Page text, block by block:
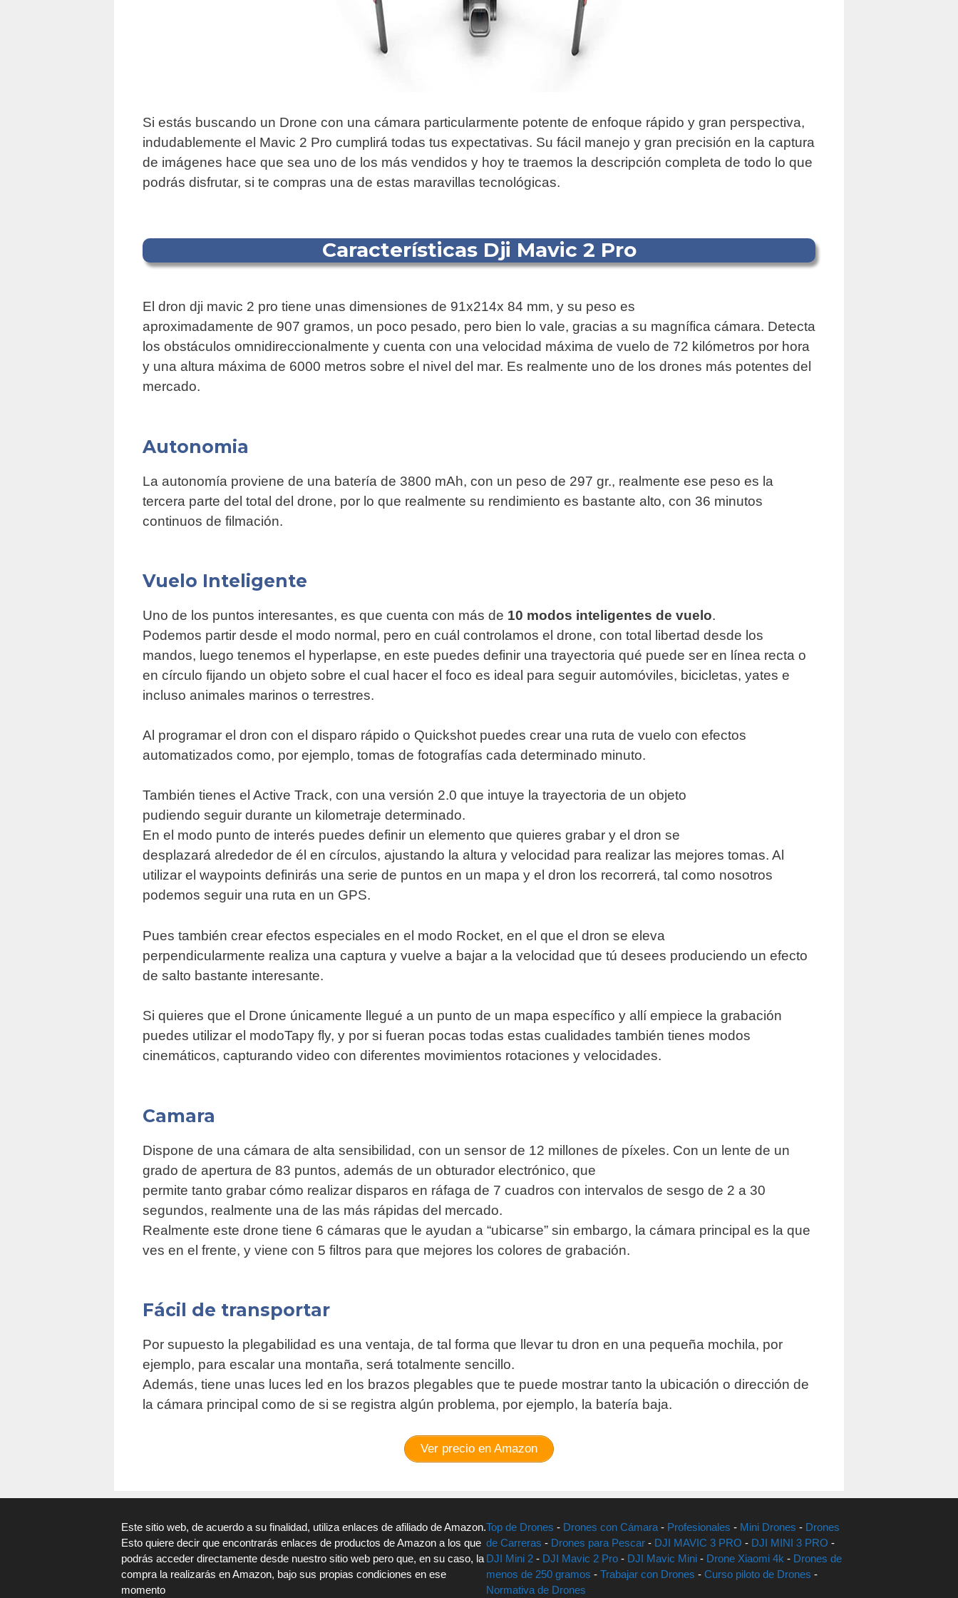
Si estás buscando un Drone con una cámara particularmente potente de enfoque rápido y gran perspectiva,
indudablemente el Mavic 2 Pro cumplirá todas tus expectativas. Su fácil manejo y gran precisión en la captura
de imágenes hace que sea uno de los más vendidos y hoy te traemos la descripción completa de todo lo que
podrás disfrutar, si te compras una de estas maravillas tecnológicas.
Características Dji Mavic 2 Pro
El dron dji mavic 2 pro tiene unas dimensiones de 91x214x 84 mm, y su peso es
aproximadamente de 907 gramos, un poco pesado, pero bien lo vale, gracias a su magnífica cámara. Detecta
los obstáculos omnidireccionalmente y cuenta con una velocidad máxima de vuelo de 72 kilómetros por hora
y una altura máxima de 6000 metros sobre el nivel del mar. Es realmente uno de los drones más potentes del
mercado.
Autonomia
La autonomía proviene de una batería de 3800 mAh, con un peso de 297 gr., realmente ese peso es la
tercera parte del total del drone, por lo que realmente su rendimiento es bastante alto, con 36 minutos
continuos de filmación.
Vuelo Inteligente
Uno de los puntos interesantes, es que cuenta con más de 10 modos inteligentes de vuelo.
Podemos partir desde el modo normal, pero en cuál controlamos el drone, con total libertad desde los
mandos, luego tenemos el hyperlapse, en este puedes definir una trayectoria qué puede ser en línea recta o
en círculo fijando un objeto sobre el cual hacer el foco es ideal para seguir automóviles, bicicletas, yates e
incluso animales marinos o terrestres.
Al programar el dron con el disparo rápido o Quickshot puedes crear una ruta de vuelo con efectos
automatizados como, por ejemplo, tomas de fotografías cada determinado minuto.
También tienes el Active Track, con una versión 2.0 que intuye la trayectoria de un objeto
pudiendo seguir durante un kilometraje determinado.
En el modo punto de interés puedes definir un elemento que quieres grabar y el dron se
desplazará alrededor de él en círculos, ajustando la altura y velocidad para realizar las mejores tomas. Al
utilizar el waypoints definirás una serie de puntos en un mapa y el dron los recorrerá, tal como nosotros
podemos seguir una ruta en un GPS.
Pues también crear efectos especiales en el modo Rocket, en el que el dron se eleva
perpendicularmente realiza una captura y vuelve a bajar a la velocidad que tú desees produciendo un efecto
de salto bastante interesante.
Si quieres que el Drone únicamente llegué a un punto de un mapa específico y allí empiece la grabación
puedes utilizar el modoTapy fly, y por si fueran pocas todas estas cualidades también tienes modos
cinemáticos, capturando video con diferentes movimientos rotaciones y velocidades.
Camara
Dispone de una cámara de alta sensibilidad, con un sensor de 12 millones de píxeles. Con un lente de un
grado de apertura de 83 puntos, además de un obturador electrónico, que
permite tanto grabar cómo realizar disparos en ráfaga de 7 cuadros con intervalos de sesgo de 2 a 30
segundos, realmente una de las más rápidas del mercado.
Realmente este drone tiene 6 cámaras que le ayudan a “ubicarse” sin embargo, la cámara principal es la que
ves en el frente, y viene con 5 filtros para que mejores los colores de grabación.
Fácil de transportar
Por supuesto la plegabilidad es una ventaja, de tal forma que llevar tu dron en una pequeña mochila, por
ejemplo, para escalar una montaña, será totalmente sencillo.
Además, tiene unas luces led en los brazos plegables que te puede mostrar tanto la ubicación o dirección de
la cámara principal como de si se registra algún problema, por ejemplo, la batería baja.
Ver precio en Amazon
Este sitio web, de acuerdo a su finalidad, utiliza enlaces de afiliado de Amazon.
Esto quiere decir que encontrarás enlaces de productos de Amazon a los que
podrás acceder directamente desde nuestro sitio web pero que, en su caso, la
compra la realizarás en Amazon, bajo sus propias condiciones en ese
momento
Top de Drones - Drones con Cámara - Profesionales - Mini Drones - Drones
de Carreras - Drones para Pescar - DJI MAVIC 3 PRO - DJI MINI 3 PRO -
DJI Mini 2 - DJI Mavic 2 Pro - DJI Mavic Mini - Drone Xiaomi 4k - Drones de
menos de 250 gramos - Trabajar con Drones - Curso piloto de Drones -
Normativa de Drones